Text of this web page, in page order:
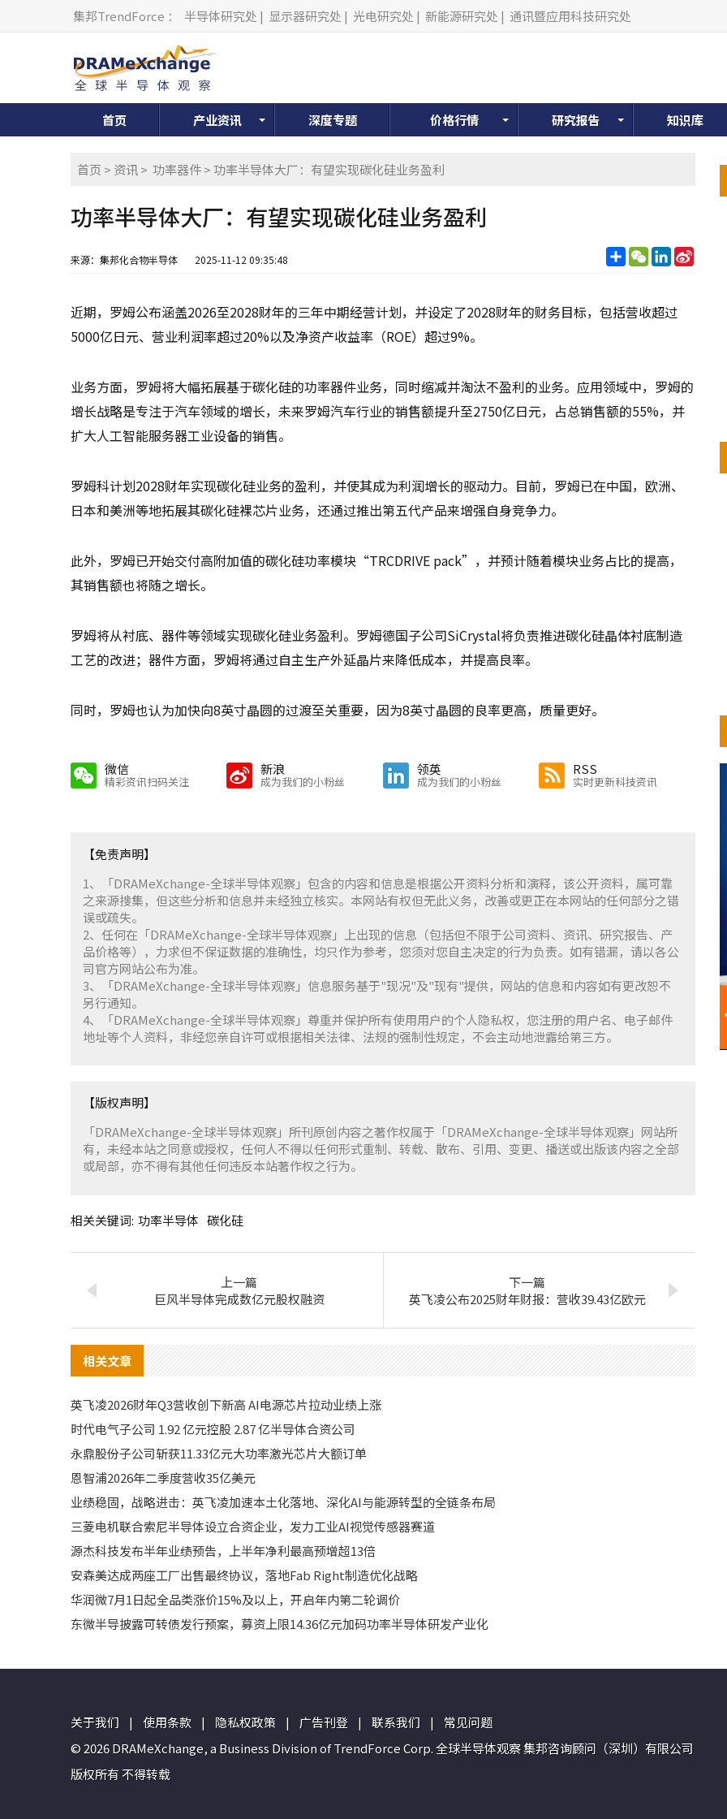
集邦TrendForce ： 半导体研究处 | 显示器研究处 | 光电研究处 | 新能源研究处 | 通讯暨应用科技研究处
首页 产业资讯 深度专题 价格行情 研究报告 知识库
首页 > 资讯> 功率器件> 功率半导体大厂：有望实现碳化硅业务盈利
功率半导体大厂：有望实现碳化硅业务盈利
来源：集邦化合物半导体 2025-11-12 09:35:48 分
享
WeChatLinkedIn
Sina
近期，罗姆公布涵盖2026至2028财年的三年中期经营计划，并设定了2028财年的财务目标，包括营收超过
5000亿日元、营业利润率超过20%以及净资产收益率（ROE）超过9%。
业务方面，罗姆将大幅拓展基于碳化硅的功率器件业务，同时缩减并淘汰不盈利的业务。应用领域中，罗姆的
增长战略是专注于汽车领域的增长，未来罗姆汽车行业的销售额提升至2750亿日元，占总销售额的55%，并
扩大人工智能服务器工业设备的销售。
罗姆科计划2028财年实现碳化硅业务的盈利，并使其成为利润增长的驱动力。目前，罗姆已在中国，欧洲、
日本和美洲等地拓展其碳化硅裸芯片业务，还通过推出第五代产品来增强自身竞争力。
此外，罗姆已开始交付高附加值的碳化硅功率模块“TRCDRIVE pack”，并预计随着模块业务占比的提高，
其销售额也将随之增长。
罗姆将从衬底、器件等领域实现碳化硅业务盈利。罗姆德国子公司SiCrystal将负责推进碳化硅晶体衬底制造
工艺的改进；器件方面，罗姆将通过自主生产外延晶片来降低成本，并提高良率。
同时，罗姆也认为加快向8英寸晶圆的过渡至关重要，因为8英寸晶圆的良率更高，质量更好。
微信
精彩资讯扫码关注
新浪
成为我们的小粉丝
领英
成为我们的小粉丝
RSS
实时更新科技资讯
【免责声明】
1、「DRAMeXchange-全球半导体观察」包含的内容和信息是根据公开资料分析和演释，该公开资料，属可靠
之来源搜集，但这些分析和信息并未经独立核实。本网站有权但无此义务，改善或更正在本网站的任何部分之错
误或疏失。
2、任何在「DRAMeXchange-全球半导体观察」上出现的信息（包括但不限于公司资料、资讯、研究报告、产
品价格等），力求但不保证数据的准确性，均只作为参考，您须对您自主决定的行为负责。如有错漏，请以各公
司官方网站公布为准。
3、「DRAMeXchange-全球半导体观察」信息服务基于"现况"及"现有"提供，网站的信息和内容如有更改恕不
另行通知。
4、「DRAMeXchange-全球半导体观察」尊重并保护所有使用用户的个人隐私权，您注册的用户名、电子邮件
地址等个人资料，非经您亲自许可或根据相关法律、法规的强制性规定，不会主动地泄露给第三方。
【版权声明】
「DRAMeXchange-全球半导体观察」所刊原创内容之著作权属于「DRAMeXchange-全球半导体观察」网站所
有，未经本站之同意或授权，任何人不得以任何形式重制、转载、散布、引用、变更、播送或出版该内容之全部
或局部，亦不得有其他任何违反本站著作权之行为。
相关关键词: 功率半导体 碳化硅
上一篇
巨风半导体完成数亿元股权融资
下一篇
英飞凌公布2025财年财报：营收39.43亿欧元
相关文章
英飞凌2026财年Q3营收创下新高 AI电源芯片拉动业绩上涨
时代电气子公司 1.92 亿元控股 2.87 亿半导体合资公司
永鼎股份子公司斩获11.33亿元大功率激光芯片大额订单
恩智浦2026年二季度营收35亿美元
业绩稳固，战略进击：英飞凌加速本土化落地、深化AI与能源转型的全链条布局
三菱电机联合索尼半导体设立合资企业，发力工业AI视觉传感器赛道
源杰科技发布半年业绩预告，上半年净利最高预增超13倍
安森美达成两座工厂出售最终协议，落地Fab Right制造优化战略
华润微7月1日起全品类涨价15%及以上，开启年内第二轮调价
东微半导披露可转债发行预案，募资上限14.36亿元加码功率半导体研发产业化
关于我们 | 使用条款 | 隐私权政策 | 广告刊登 | 联系我们 |
常见问题
© 2026 DRAMeXchange, a Business Division of TrendForce Corp. 全球半导体观察 集邦咨询顾问（深圳）有限公司
版权所有 不得转载